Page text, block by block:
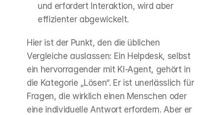
und erfordert Interaktion, wird aber
effizienter abgewickelt.
Hier ist der Punkt, den die üblichen
Vergleiche auslassen: Ein Helpdesk, selbst
ein hervorragender mit KI-Agent, gehört in
die Kategorie „Lösen“. Er ist unerlässlich für
Fragen, die wirklich einen Menschen oder
eine individuelle Antwort erfordern. Aber er